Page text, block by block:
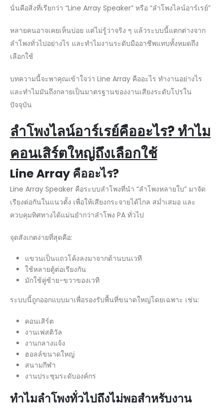
นั่นคือสิ่งที่เรียกว่า “Line Array Speaker” หรือ “ลำโพงไลน์อาร์เรย์”
หลายคนอาจเคยเห็นบ่อย แต่ไม่รู้ว่าจริง ๆ แล้วระบบนี้แตกต่างจาก
ลำโพงทั่วไปอย่างไร และทำไมงานระดับมืออาชีพแทบทั้งหมดถึง
เลือกใช้
บทความนี้จะพาคุณเข้าใจว่า Line Array คืออะไร ทำงานอย่างไร
และทำไมมันถึงกลายเป็นมาตรฐานของงานเสียงระดับโปรใน
ปัจจุบัน
ลำโพงไลน์อาร์เรย์คืออะไร? ทำไม
คอนเสิร์ตใหญ่ถึงเลือกใช้
Line Array คืออะไร?
Line Array Speaker คือระบบลำโพงที่นำ “ลำโพงหลายใบ” มาจัด
เรียงต่อกันในแนวตั้ง เพื่อให้เสียงกระจายได้ไกล สม่ำเสมอ และ
ควบคุมทิศทางได้แม่นยำกว่าลำโพง PA ทั่วไป
จุดสังเกตง่ายที่สุดคือ:
แขวนเป็นแถวโค้งลงมาจากด้านบนเวที
ใช้หลายตู้ต่อเรียงกัน
มักใช้คู่ซ้าย-ขวาของเวที
ระบบนี้ถูกออกแบบมาเพื่อรองรับพื้นที่ขนาดใหญ่โดยเฉพาะ เช่น:
คอนเสิร์ต
งานเฟสติวัล
งานกลางแจ้ง
ฮอลล์ขนาดใหญ่
สนามกีฬา
งานประชุมระดับองค์กร
ทำไมลำโพงทั่วไปถึงไม่พอสำหรับงาน